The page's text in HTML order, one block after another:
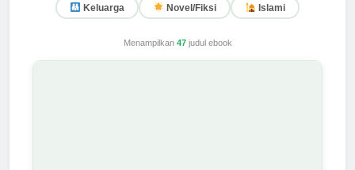
Keluarga Novel/Fiksi Islami
Menampilkan 47judul ebook